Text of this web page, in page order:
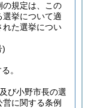
の規定は、この
挙について適
れた選挙につい
)
。
び小野市長の選
に関する条例